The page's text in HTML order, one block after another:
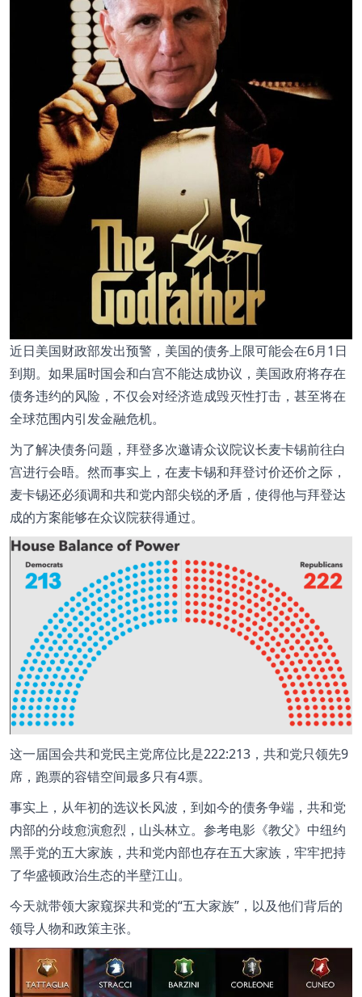
近日美国财政部发出预警，美国的债务上限可能会在6月1日
到期。如果届时国会和白宫不能达成协议，美国政府将存在
债务违约的风险，不仅会对经济造成毁灭性打击，甚至将在
全球范围内引发金融危机。
为了解决债务问题，拜登多次邀请众议院议长麦卡锡前往白
宫进行会晤。然而事实上，在麦卡锡和拜登讨价还价之际，
麦卡锡还必须调和共和党内部尖锐的矛盾，使得他与拜登达
成的方案能够在众议院获得通过。
这一届国会共和党民主党席位比是222:213，共和党只领先9
席，跑票的容错空间最多只有4票。
事实上，从年初的选议长风波，到如今的债务争端，共和党
内部的分歧愈演愈烈，山头林立。参考电影《教父》中纽约
黑手党的五大家族，共和党内部也存在五大家族，牢牢把持
了华盛顿政治生态的半壁江山。
今天就带领大家窥探共和党的“五大家族”，以及他们背后的
领导人物和政策主张。